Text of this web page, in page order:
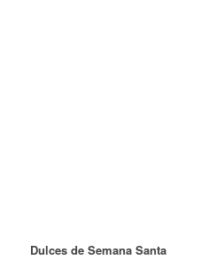
Dulces de Semana Santa